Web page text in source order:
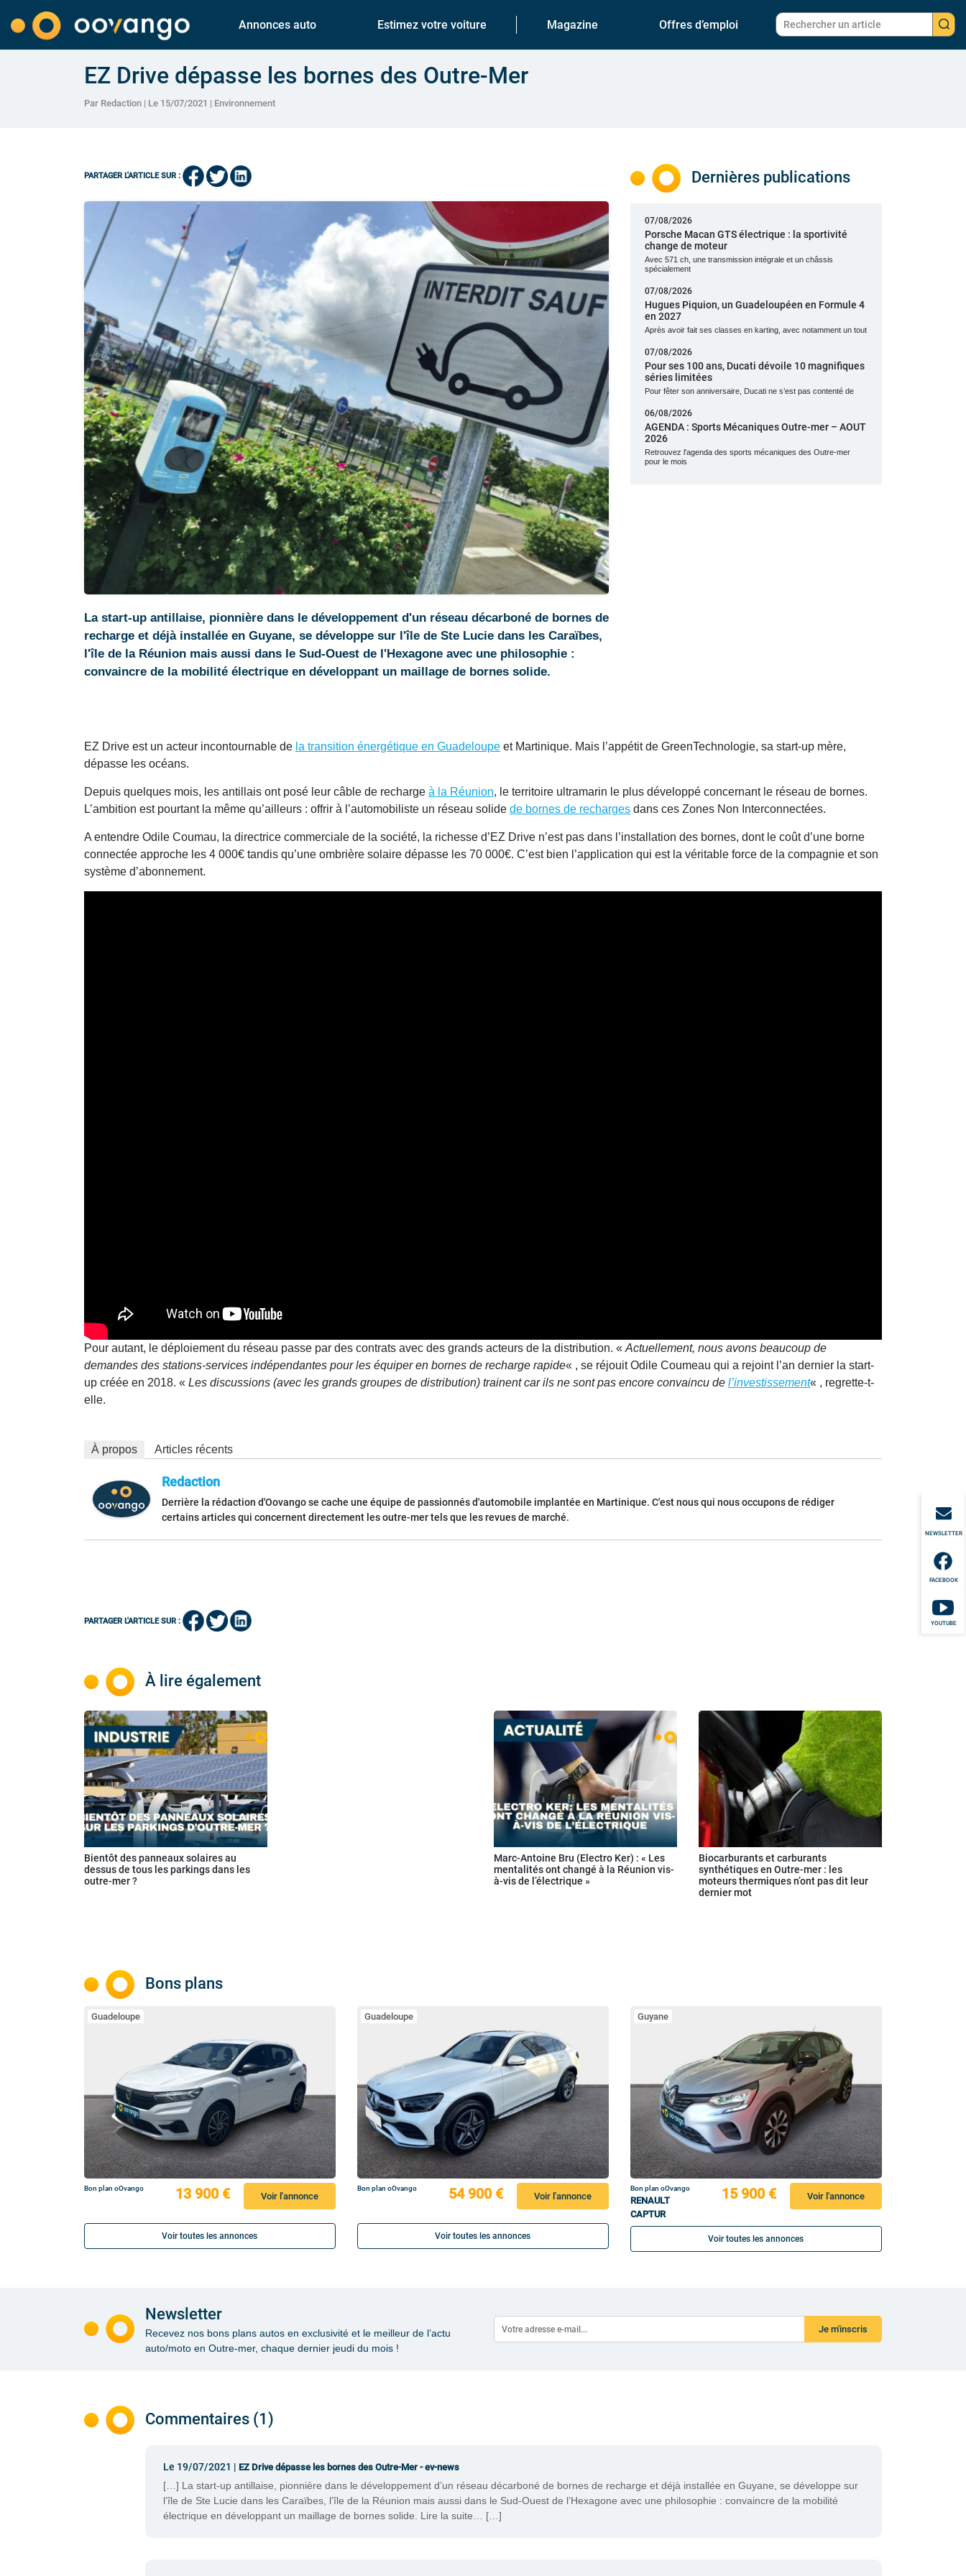
Annonces auto Estimez votre voiture Magazine Offres d’emploi
NEWSLETTER
FACEBOOK
YOUTUBE
EZ Drive dépasse les bornes des Outre-Mer
Par Redaction | Le 15/07/2021 | Environnement
PARTAGER L'ARTICLE SUR :
La start-up antillaise, pionnière dans le développement d'un réseau décarboné de bornes de
recharge et déjà installée en Guyane, se développe sur l'île de Ste Lucie dans les Caraïbes,
l'île de la Réunion mais aussi dans le Sud-Ouest de l'Hexagone avec une philosophie :
convaincre de la mobilité électrique en développant un maillage de bornes solide.
Dernières publications
07/08/2026
Porsche Macan GTS électrique : la sportivité
change de moteur
Avec 571 ch, une transmission intégrale et un châssis
spécialement
07/08/2026
Hugues Piquion, un Guadeloupéen en Formule 4
en 2027
Après avoir fait ses classes en karting, avec notamment un tout
07/08/2026
Pour ses 100 ans, Ducati dévoile 10 magnifiques
séries limitées
Pour fêter son anniversaire, Ducati ne s’est pas contenté de
06/08/2026
AGENDA : Sports Mécaniques Outre-mer – AOUT
2026
Retrouvez l'agenda des sports mécaniques des Outre-mer
pour le mois
EZ Drive est un acteur incontournable de la transition énergétique en Guadeloupe et Martinique. Mais l’appétit de GreenTechnologie, sa start-up mère,
dépasse les océans.
Depuis quelques mois, les antillais ont posé leur câble de recharge à la Réunion, le territoire ultramarin le plus développé concernant le réseau de bornes.
L’ambition est pourtant la même qu’ailleurs : offrir à l’automobiliste un réseau solide de bornes de recharges dans ces Zones Non Interconnectées.
A entendre Odile Coumau, la directrice commerciale de la société, la richesse d’EZ Drive n’est pas dans l’installation des bornes, dont le coût d’une borne
connectée approche les 4 000€ tandis qu’une ombrière solaire dépasse les 70 000€. C’est bien l’application qui est la véritable force de la compagnie et son
système d’abonnement.
Pour autant, le déploiement du réseau passe par des contrats avec des grands acteurs de la distribution. « Actuellement, nous avons beaucoup de
demandes des stations-services indépendantes pour les équiper en bornes de recharge rapide« , se réjouit Odile Coumeau qui a rejoint l’an dernier la start-
up créée en 2018. « Les discussions (avec les grands groupes de distribution) trainent car ils ne sont pas encore convaincu de l’investissement« , regrette-t-
elle.
À propos Articles récents
Redaction
Derrière la rédaction d'Oovango se cache une équipe de passionnés d'automobile implantée en Martinique. C'est nous qui nous occupons de rédiger
certains articles qui concernent directement les outre-mer tels que les revues de marché.
PARTAGER L'ARTICLE SUR :
À lire également
Bientôt des panneaux solaires au
dessus de tous les parkings dans les
outre-mer ?
Marc-Antoine Bru (Electro Ker) : « Les
mentalités ont changé à la Réunion vis-
à-vis de l’électrique »
Biocarburants et carburants
synthétiques en Outre-mer : les
moteurs thermiques n’ont pas dit leur
dernier mot
Bons plans
Guadeloupe
Bon plan oOvango 13 900 € Voir l'annonce
Voir toutes les annonces
Guadeloupe
Bon plan oOvango 54 900 € Voir l'annonce
Voir toutes les annonces
Guyane
Bon plan oOvango
RENAULT
CAPTUR
15 900 € Voir l'annonce
Voir toutes les annonces
Newsletter
Recevez nos bons plans autos en exclusivité et le meilleur de l’actu
auto/moto en Outre-mer, chaque dernier jeudi du mois !
Je m'inscris
Commentaires (1)
Le 19/07/2021 | EZ Drive dépasse les bornes des Outre-Mer - ev-news
[…] La start-up antillaise, pionnière dans le développement d’un réseau décarboné de bornes de recharge et déjà installée en Guyane, se développe sur
l’île de Ste Lucie dans les Caraïbes, l’île de la Réunion mais aussi dans le Sud-Ouest de l’Hexagone avec une philosophie : convaincre de la mobilité
électrique en développant un maillage de bornes solide. Lire la suite… […]